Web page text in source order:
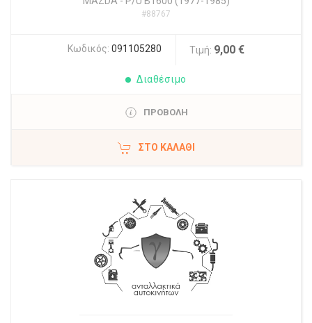
#88767
Κωδικός: 091105280 Τιμή: 9,00 €
Διαθέσιμο
ΠΡΟΒΟΛΗ
ΣΤΟ ΚΑΛΆΘΙ